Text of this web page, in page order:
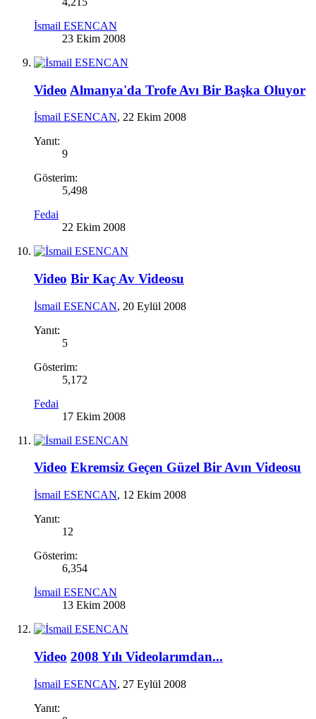
İsmail ESENCAN
23 Ekim 2008
Video Almanya'da Trofe Avı Bir Başka Oluyor
İsmail ESENCAN, 22 Ekim 2008
Yanıt:
9
Gösterim:
5,498
Fedai
22 Ekim 2008
Video Bir Kaç Av Videosu
İsmail ESENCAN, 20 Eylül 2008
Yanıt:
5
Gösterim:
5,172
Fedai
17 Ekim 2008
Video Ekremsiz Geçen Güzel Bir Avın Videosu
İsmail ESENCAN, 12 Ekim 2008
Yanıt:
12
Gösterim:
6,354
İsmail ESENCAN
13 Ekim 2008
Video 2008 Yılı Videolarımdan...
İsmail ESENCAN, 27 Eylül 2008
Yanıt: